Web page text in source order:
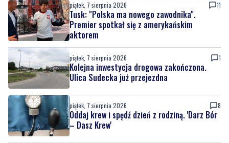
piątek, 7 sierpnia 2026 11
Tusk: "Polska ma nowego zawodnika".
Premier spotkał się z amerykańskim
aktorem
piątek, 7 sierpnia 2026 1
Kolejna inwestycja drogowa zakończona.
Ulica Sudecka już przejezdna
piątek, 7 sierpnia 2026 8
Oddaj krew i spędź dzień z rodziną. 'Darz Bór
– Dasz Krew'